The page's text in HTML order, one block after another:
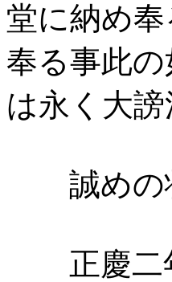
堂に納め
奉る事此
は永く大
誠めの
正慶二